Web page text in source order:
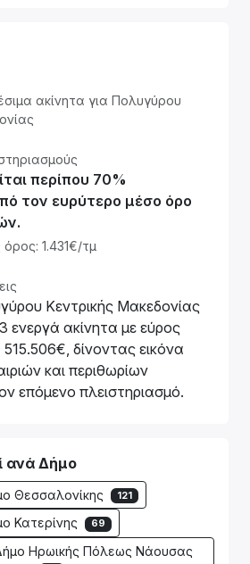
ακίνητα για Πολυγύρου
περίπου 70%
τον ευρύτερο μέσο όρο
1.431€/τμ
Κεντρικής Μακεδονίας
ενεργά ακίνητα με εύρος
δίνοντας εικόνα
και περιθωρίων
επόμενο πλειστηριασμό.
ανά Δήμο
Θεσσαλονίκης 121
Κατερίνης 69
Ηρωικής Πόλεως Νάουσας